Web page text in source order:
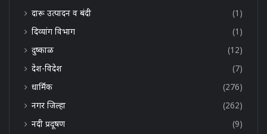
दारू उत्पादन व बंदी
(1)
दिव्यांग विभाग
(1)
दुष्काळ
(12)
देश-विदेश
(7)
धार्मिक
(276)
नगर जिल्हा
(262)
नदी प्रदूषण
(9)